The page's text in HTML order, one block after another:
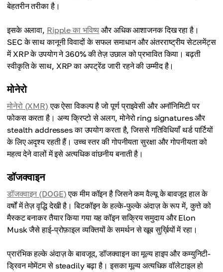
बेहतरीन तरीका है।
इसके अलावा, Ripple का भविष्य और अधिक आशाजनक दिख रहा है।
SEC के साथ कानूनी विवादों के सफल समाधान और अंतरराष्ट्रीय सेटलमेंट्स
में XRP के उपयोग ने 360% की तेज़ उछाल को प्रभावित किया। बढ़ती
स्वीकृति के साथ, XRP का अपट्रेंड जारी रहने की उम्मीद है।
मोनेरो
मोनेरो (XMR) एक ऐसा विकल्प है जो पूर्ण प्राइवेसी और अनॉनिमिटी पर
फोकस करता है। अन्य क्रिप्टो से अलग, मोनेरो ring signatures और
stealth addresses का उपयोग करता है, जिससे गतिविधियाँ थर्ड पार्टियों
के लिए अदृश्य रहती हैं। उच्च स्तर की गोपनीयता सुरक्षा और गोपनीयता को
महत्व देने वालों में इसे अत्यधिक वांछनीय बनाती है।
डॉजक्वाइन
डॉजक्वाइन (DOGE)एक मीम कॉइन है जिसने कम वैल्यू के बावजूद हाल के
वर्षों में तेज़ वृद्धि देखी है। बिटकॉइन के हल्के-फुल्के अंदाज़ के रूप में, कुत्ते को
मैस्कट बनाकर तैयार किया गया यह कॉइन सक्रिय समुदाय और Elon
Musk जैसे हाई-प्रोफ़ाइल व्यक्तियों के समर्थन से खूब सुर्ख़ियों में रहा।
प्रारंभिक हल्के अंदाज़ के बावजूद, डॉजक्वाइन का मूल्य हाइप और कम्युनिटी-
ड्रिवन मोमेंटम से steadily बढ़ा है। इसका मूल्य अत्यधिक वॉलेटाइल हो